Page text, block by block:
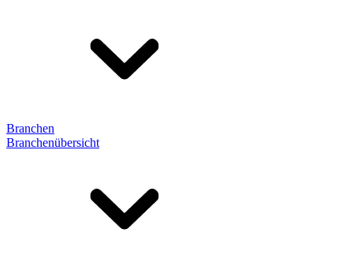
Branchen
Branchenübersicht